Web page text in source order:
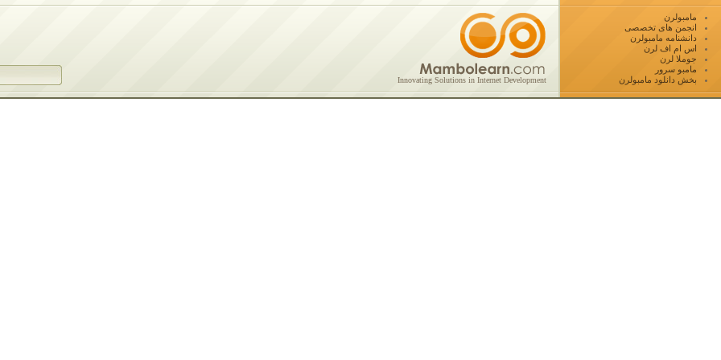
مامبولرن
انجمن های تخصصی
دانشنامه مامبولرن
اس ام اف لرن
جوملا لرن
مامبو سرور
بخش دانلود مامبولرن
Innovating Solutions in Internet Development